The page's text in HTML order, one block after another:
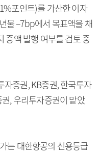
포인트)를 가산한 이자
물 –7bp에서 목표액을 채
증액 발행 여부를 검토 중
자증권, KB증권, 한국투자
, 우리투자증권이 맡았
는 대한항공의 신용등급